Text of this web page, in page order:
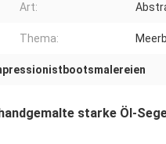
Art:
Thema:
starke Öl-